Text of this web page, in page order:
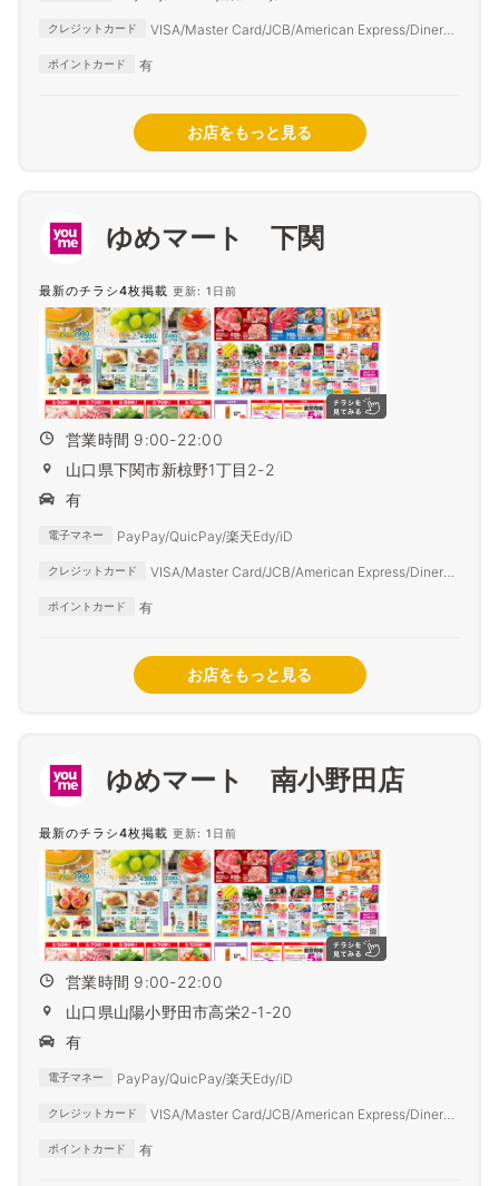
クレジットカード
VISA/Master Card/JCB/American Express/Diners
ポイントカード 有
お店をもっと見る
ゆめマート 下関
最新のチラシ4枚掲載 更新: 1日前
営業時間 9:00-22:00
山口県下関市新椋野1丁目2-2
有
電子マネー PayPay/QuicPay/楽天Edy/iD
クレジットカード
VISA/Master Card/JCB/American Express/Diners
ポイントカード 有
お店をもっと見る
ゆめマート 南小野田店
最新のチラシ4枚掲載 更新: 1日前
営業時間 9:00-22:00
山口県山陽小野田市高栄2-1-20
有
電子マネー PayPay/QuicPay/楽天Edy/iD
クレジットカード
VISA/Master Card/JCB/American Express/Diners
ポイントカード 有